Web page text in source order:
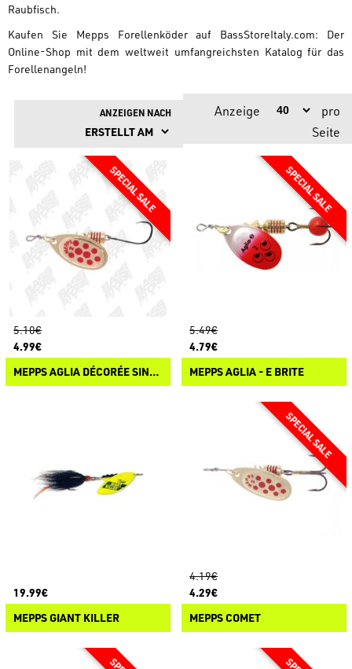
Raubfisch.
Kaufen Sie Mepps Forellenköder auf BassStoreItaly.com: Der
Online-Shop mit dem weltweit umfangreichsten Katalog für das
Forellenangeln!
ANZEIGEN NACH Anzeige
pro
Seite
5.10€
4.99€
MEPPS AGLIA DÉCORÉE SINGLE HOOK
5.49€
4.79€
MEPPS AGLIA - E BRITE
19.99€
MEPPS GIANT KILLER
4.19€
4.29€
MEPPS COMET